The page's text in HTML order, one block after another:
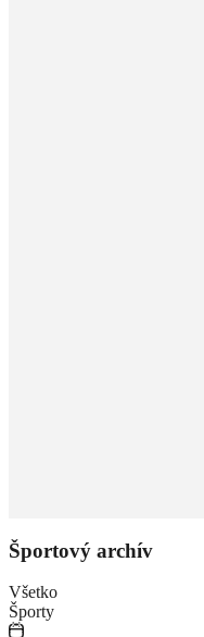
Športový archív
Všetko
Športy